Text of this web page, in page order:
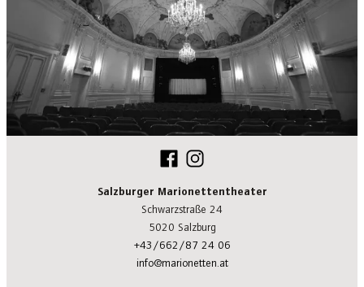
Salzburger Marionettentheater
Schwarzstraße 24
5020 Salzburg
+43/662/87 24 06
info@marionetten.at